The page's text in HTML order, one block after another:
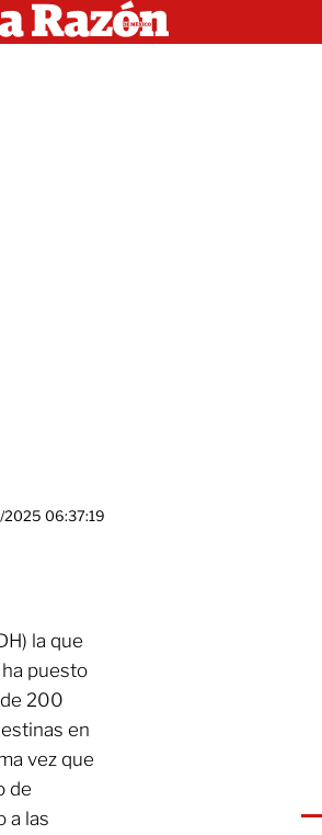
2025 06:37:19
la que
puesto
200
en
vez que
de
a las